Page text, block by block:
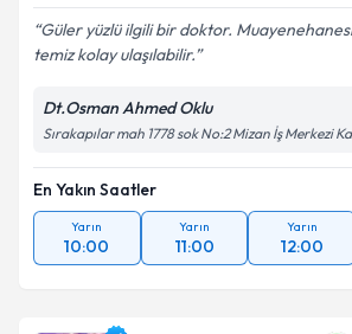
Güler yüzlü ilgili bir doktor.
temiz kolay ulaşılabilir.
Dt.Osman Ahmed Oklu
Sırakapılar mah 1778 sok No:2 Mizan İş Merkezi
En Yakın Saatler
Yarın
10:00
Yarın
11:00
Yarın
12:00